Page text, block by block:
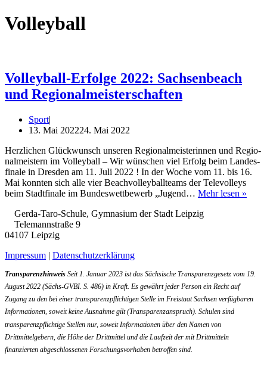
Volleyball
Volleyball-Erfolge 2022: Sachsenbeach
und Regionalmeisterschaften
Sport
13. Mai 202224. Mai 2022
Herz­li­chen Glück­wunsch unse­ren Regio­nal­meis­te­rin­nen und Regio­
nal­meis­tern im Vol­ley­ball – Wir wün­schen viel Erfolg beim Lan­des­
fi­na­le in Dres­den am 11. Juli 2022 ! In der Woche vom 11. bis 16.
Mai konn­ten sich alle vier Beach­vol­ley­ball­teams der Tel­evol­leys
beim Stadt­fi­na­le im Bun­des­wett­be­werb „Jugend… Mehr lesen »
Gerda-Taro-Schule, Gymnasium der Stadt Leipzig
Telemannstraße 9
04107 Leipzig
Impressum | Datenschutzerklärung
Transparenzhinweis Seit 1. Januar 2023 ist das Sächsische Transparenzgesetz vom 19.
August 2022 (Sächs-GVBI. S. 486) in Kraft. Es gewährt jeder Person ein Recht auf
Zugang zu den bei einer transparenzpflichtigen Stelle im Freistaat Sachsen verfügbaren
Informationen, soweit keine Ausnahme gilt (Transparenzanspruch). Schulen sind
transparenzpflichtige Stellen nur, soweit Informationen über den Namen von
Drittmittelgebern, die Höhe der Drittmittel und die Laufzeit der mit Drittmitteln
finanzierten abgeschlossenen Forschungsvorhaben betroffen sind.